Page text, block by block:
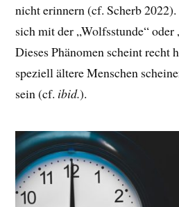
nicht erinnern (cf. Scherb 2022).
sich mit der „Wolfsstunde“ oder
Dieses Phänomen scheint recht
speziell ältere Menschen
sein (cf. ibid.).